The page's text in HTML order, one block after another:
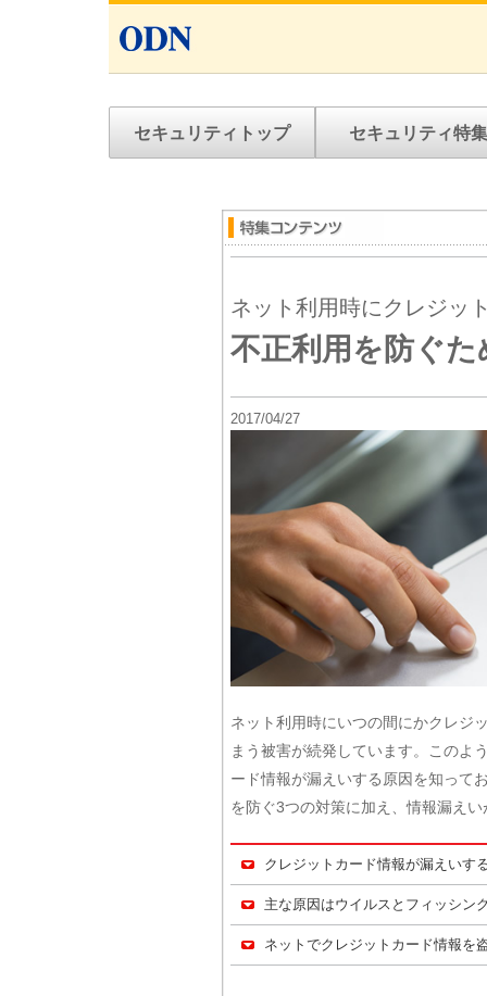
セキュリティトップ セキュリティ特集
ネット利用時にクレジッ
不正利用を防ぐ
2017/04/27
ネット利用時にいつの間にかクレジ
まう被害が続発しています。このよ
ード情報が漏えいする原因を知って
を防ぐ3つの対策に加え、情報漏え
クレジットカード情報が漏えいす
主な原因はウイルスとフィッシン
ネットでクレジットカード情報を